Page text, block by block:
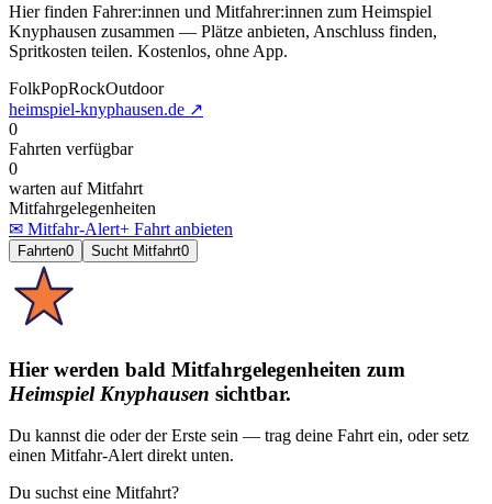
Hier finden Fahrer:innen und Mitfahrer:innen zum Heimspiel
Knyphausen zusammen — Plätze anbieten, Anschluss finden,
Spritkosten teilen. Kostenlos, ohne App.
FolkPopRockOutdoor
heimspiel-knyphausen.de ↗
0
Fahrten verfügbar
0
warten auf Mitfahrt
Mitfahrgelegenheiten
✉ Mitfahr-Alert+ Fahrt anbieten
Fahrten0 Sucht Mitfahrt0
Hier werden bald Mitfahrgelegenheiten zum
Heimspiel Knyphausen sichtbar.
Du kannst die oder der Erste sein — trag deine Fahrt ein, oder setz
einen Mitfahr-Alert direkt unten.
Du suchst eine Mitfahrt?